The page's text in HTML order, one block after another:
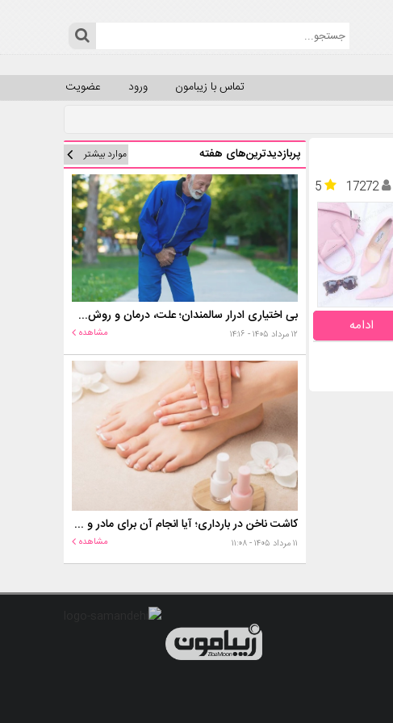
عضویت ورود تماس با زیبامون
5
17272
ادامه
پربازدیدترین‌های هفته موارد بیشتر
بی اختیاری ادرار سالمندان؛ علت، درمان و روش‌های کنترل در منزل
۱۲ مرداد ۱۴۰۵ - ۱۴:۱۶ مشاهده
کاشت ناخن در بارداری؛ آیا انجام آن برای مادر و جنین خطر دارد؟
۱۱ مرداد ۱۴۰۵ - ۱۱:۰۸ مشاهده